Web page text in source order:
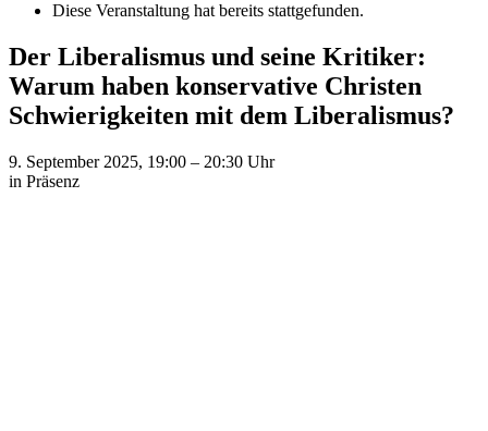
Diese Veranstaltung hat bereits stattgefunden.
Der Libera­lismus und seine Kritiker:
Warum haben konser­vative Christen
Schwie­rig­keiten mit dem Liberalismus?
9. September 2025, 19:00 – 20:30 Uhr
in Präsenz